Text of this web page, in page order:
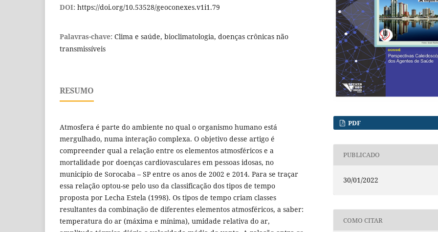
DOI: https://doi.org/10.53528/geoconexes.v1i1.79
Palavras-chave: Clima e saúde, bioclimatologia, doenças crônicas não
transmissíveis
RESUMO
Atmosfera é parte do ambiente no qual o organismo humano está
mergulhado, numa interação complexa. O objetivo desse artigo é
compreender qual a relação entre os elementos atmosféricos e a
mortalidade por doenças cardiovasculares em pessoas idosas, no
município de Sorocaba – SP entre os anos de 2002 e 2014. Para se traçar
essa relação optou-se pelo uso da classificação dos tipos de tempo
proposta por Lecha Estela (1998). Os tipos de tempo criam classes
resultantes da combinação de diferentes elementos atmosféricos, a saber:
temperatura do ar (máxima e mínima), umidade relativa do ar,
PDF
PUBLICADO
30/01/2022
COMO CITAR